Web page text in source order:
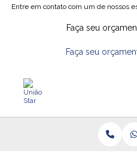
Entre em contato com um de nossos
Faça seu
Faça seu